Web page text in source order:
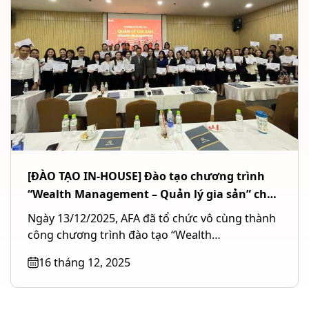
[ĐÀO TẠO IN-HOUSE] Đào tạo chương trình
“Wealth Management – Quản lý gia sản” cho
Ngân hàng TMCP Quốc tế Việt Nam (VIB) tại
TP. Hồ Chí Minh
Ngày 13/12/2025, AFA đã tổ chức vô cùng thành
công chương trình đào tạo “Wealth
16 tháng 12, 2025